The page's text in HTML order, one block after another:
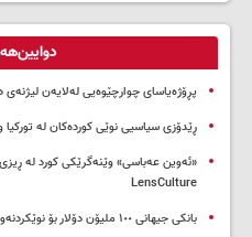
پڕۆژەیاسای چوارچێوەیی لەلایەن لیژنەی
ڕێدۆزی سیاسیی نوێی کوردەکان لە تورکیا
LensCulture
بانکی جیهانی ١٠٠ ملیۆن دۆلار بۆ نوێکردنەوەی سیستەمی پارەی سووریا تەرخان دەکات